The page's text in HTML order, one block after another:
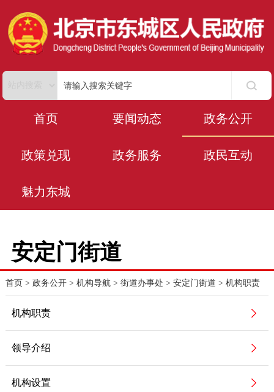
首页 要闻动态 政务公开
政策兑现 政务服务 政民互动
魅力东城
安定门街道
首页 > 政务公开> 机构导航 > 街道办事处 > 安定门街道 > 机构职责
机构职责
领导介绍
机构设置